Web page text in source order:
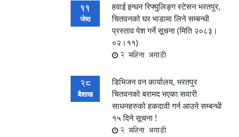
11
जेष्ठ
हवाई इन्धन रिफ्युलिङ्ग स्टेसन भरतपुर,
चितवनको घर भाडामा लिने सम्बन्धी
प्रस्ताव पेश गर्ने सूचना (मिति २०८३।
०२।११)
2 महिना अगाडी
28
बैशाख
डिभिजन वन कार्यालय, भरतपुर
चितवनको बरामद भएका सवारी
साधनहरुको हकदावी गर्न आउने सम्बन्धी
१५ दिने सूचना !
2 महिना अगाडी